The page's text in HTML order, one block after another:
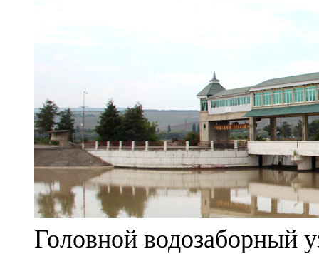
Головной водозаборный